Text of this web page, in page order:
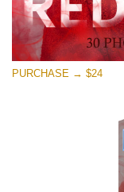
PURCHASE → $24